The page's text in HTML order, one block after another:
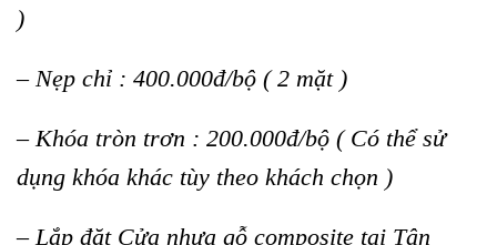
)
– Nẹp chỉ : 400.000đ/bộ ( 2 mặt )
– Khóa tròn trơn : 200.000đ/bộ ( Có thể sử
dụng khóa khác tùy theo khách chọn )
– Lắp đặt Cửa nhựa gỗ composite tại Tân